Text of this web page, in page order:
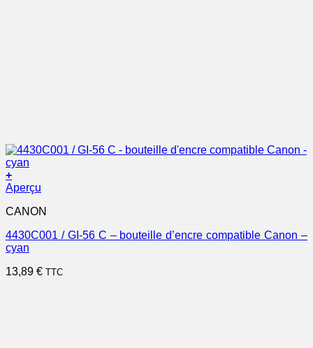
+
Aperçu
CANON
4430C001 / GI-56 C – bouteille d’encre compatible Canon –
cyan
13,89 € TTC